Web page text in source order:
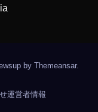
by Themeansar.
運営者情報